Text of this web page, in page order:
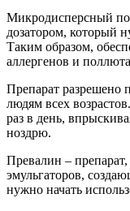
Микродисперсный
дозатором, который
Таким образом,
аллергенов и
Препарат
людям всех
раз в день,
ноздрю.
Превалин –
эмульгаторов,
нужно начать